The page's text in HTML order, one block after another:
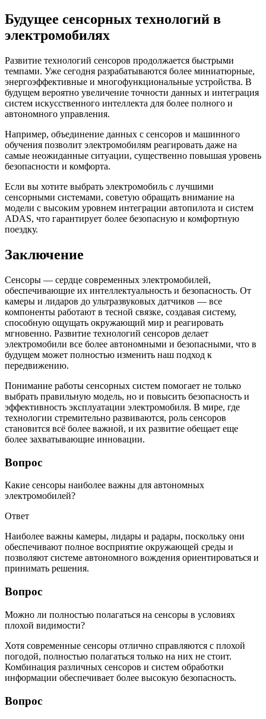
Будущее сенсорных технологий в
электромобилях
Развитие технологий сенсоров продолжается быстрыми
темпами. Уже сегодня разрабатываются более миниатюрные,
энергоэффективные и многофункциональные устройства. В
будущем вероятно увеличение точности данных и интеграция
систем искусственного интеллекта для более полного и
автономного управления.
Например, объединение данных с сенсоров и машинного
обучения позволит электромобилям реагировать даже на
самые неожиданные ситуации, существенно повышая уровень
безопасности и комфорта.
Если вы хотите выбрать электромобиль с лучшими
сенсорными системами, советую обращать внимание на
модели с высоким уровнем интеграции автопилота и систем
ADAS, что гарантирует более безопасную и комфортную
поездку.
Заключение
Сенсоры — сердце современных электромобилей,
обеспечивающие их интеллектуальность и безопасность. От
камеры и лидаров до ультразвуковых датчиков — все
компоненты работают в тесной связке, создавая систему,
способную ощущать окружающий мир и реагировать
мгновенно. Развитие технологий сенсоров делает
электромобили все более автономными и безопасными, что в
будущем может полностью изменить наш подход к
передвижению.
Понимание работы сенсорных систем помогает не только
выбрать правильную модель, но и повысить безопасность и
эффективность эксплуатации электромобиля. В мире, где
технологии стремительно развиваются, роль сенсоров
становится всё более важной, и их развитие обещает еще
более захватывающие инновации.
Вопрос
Какие сенсоры наиболее важны для автономных
электромобилей?
Ответ
Наиболее важны камеры, лидары и радары, поскольку они
обеспечивают полное восприятие окружающей среды и
позволяют системе автономного вождения ориентироваться и
принимать решения.
Вопрос
Можно ли полностью полагаться на сенсоры в условиях
плохой видимости?
Хотя современные сенсоры отлично справляются с плохой
погодой, полностью полагаться только на них не стоит.
Комбинация различных сенсоров и систем обработки
информации обеспечивает более высокую безопасность.
Вопрос